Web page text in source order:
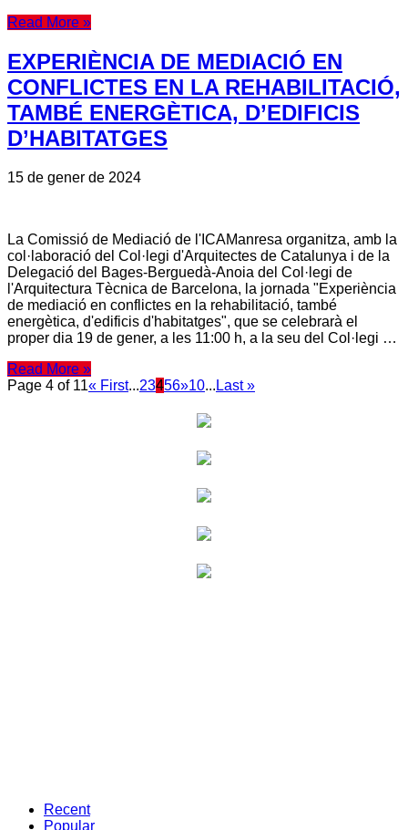
Read More »
EXPERIÈNCIA DE MEDIACIÓ EN
CONFLICTES EN LA REHABILITACIÓ,
TAMBÉ ENERGÈTICA, D’EDIFICIS
D’HABITATGES
15 de gener de 2024
La Comissió de Mediació de l'ICAManresa organitza, amb la
col·laboració del Col·legi d'Arquitectes de Catalunya i de la
Delegació del Bages-Berguedà-Anoia del Col·legi de
l'Arquitectura Tècnica de Barcelona, la jornada "Experiència
de mediació en conflictes en la rehabilitació, també
energètica, d'edificis d'habitatges", que se celebrarà el
proper dia 19 de gener, a les 11:00 h, a la seu del Col·legi …
Read More »
Page 4 of 11« First...23456»10... Last »
Recent
Popular